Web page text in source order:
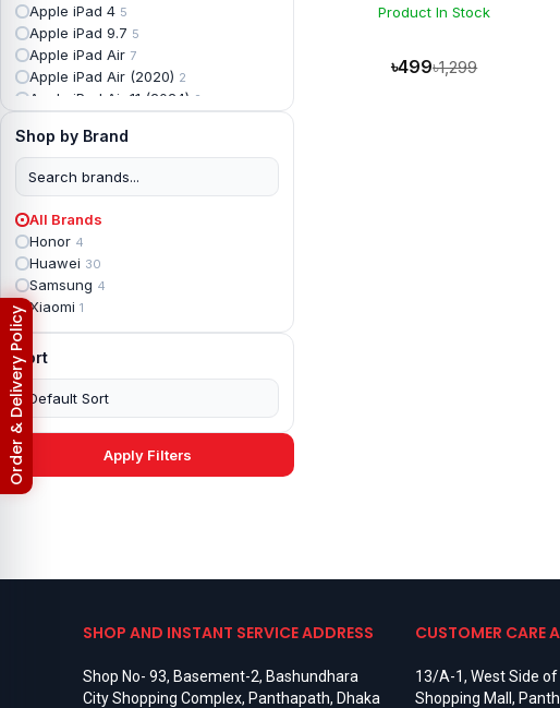
Apple iPad 4 5
Apple iPad 9.7 5
Apple iPad Air 7
Apple iPad Air (2020) 2
Apple iPad Air 11 (2024) 2
Apple iPad Backshell
Apple iPad Battery
Apple iPad Display
Apple iPad mini 2
Apple iPad Mini 3
Apple iPad mini 4
Apple iPad Pro 10.5
Apple iPad Pro 11
Apple iPad Pro 12.96
Apple iPad Pro 12.9 2nd Gen
Apple iPad Pro 9.7 (2016)6
Apple iPad Pro 9.7 (2018)
4
Asus ROG Phone 2
Asus ROG Phone 3
Asus ROG Phone 5s Pro3
Asus Rog Phone 7
Asus ROG Phone 8 3
Shop by Brand
All Brands
Honor 4
Huawei 30
Samsung 4
Xiaomi 1
Sort
Apply Filters
Product In Stock
৳499৳1,299
SHOP AND INSTANT SERVICE ADDRESS
Shop No- 93, Basement-2, Bashundhara
City Shopping Complex, Panthapath, Dhaka
CUSTOMER CARE
13/A-1, West Side
Shopping Mall,
Return & Refund Policy